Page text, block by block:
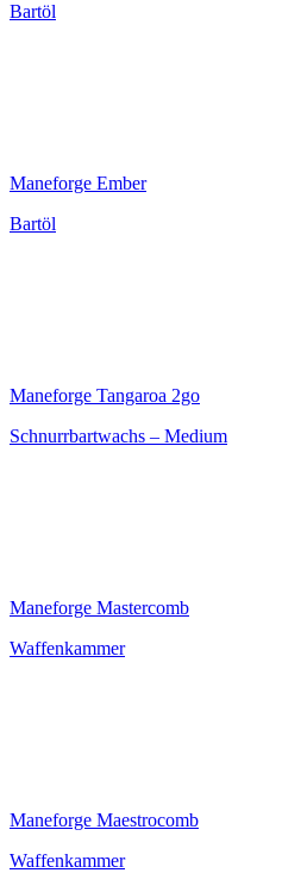
Bartöl
Maneforge Ember
Bartöl
Maneforge Tangaroa 2go
Schnurrbartwachs – Medium
Maneforge Mastercomb
Waffenkammer
Maneforge Maestrocomb
Waffenkammer